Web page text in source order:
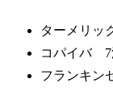
ターメリ
コパイバ 7
フランキ